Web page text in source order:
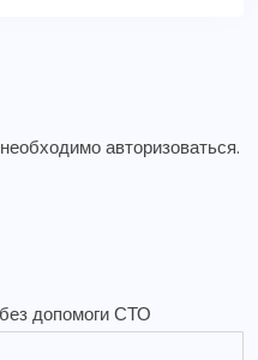
авторизоваться.